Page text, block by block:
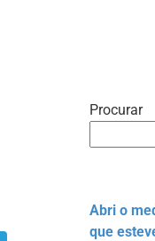
Procurar
Abri o
que